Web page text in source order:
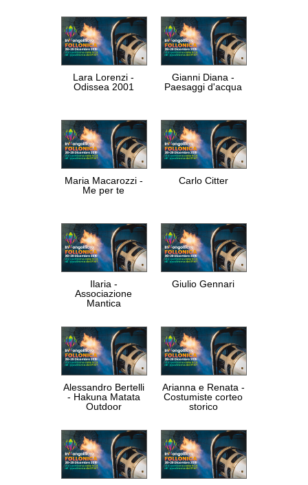
Lara Lorenzi -
Odissea 2001
Gianni Diana -
Paesaggi d'acqua
Maria Macarozzi -
Me per te
Carlo Citter
Ilaria -
Associazione
Mantica
Giulio Gennari
Alessandro Bertelli
- Hakuna Matata
Outdoor
Arianna e Renata -
Costumiste corteo
storico